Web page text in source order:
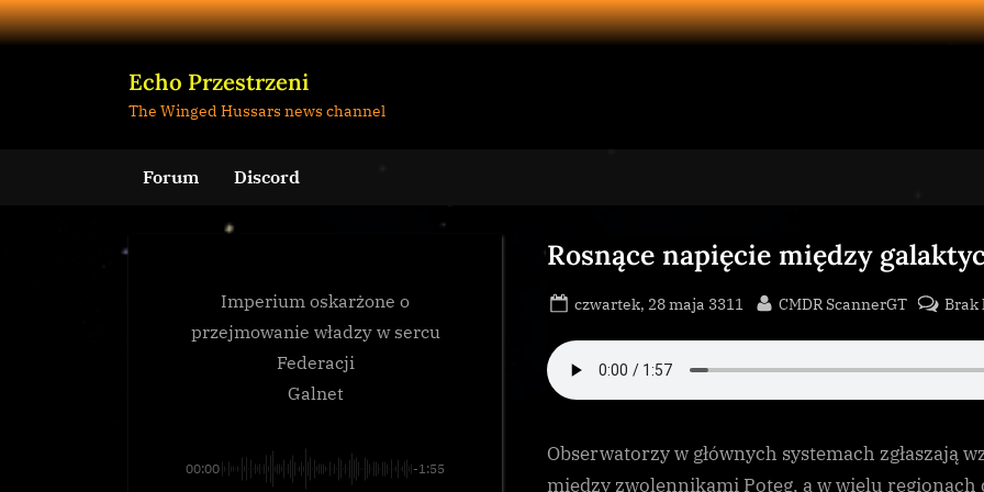
Skip
to
Echo Przestrzeni
The Winged Hussars news channel
Forum Discord
Rosnące napięcie między
Posted
czwartek, 28 maja 3311 By
CMDR ScannerGT Brak
Obserwatorzy w głównych systemach zgłaszają
między zwolennikami Potęg, a w wielu regionach
Imperium oskarżone o
przejmowanie władzy w sercu
Federacji
Galnet
00:00 -1:55